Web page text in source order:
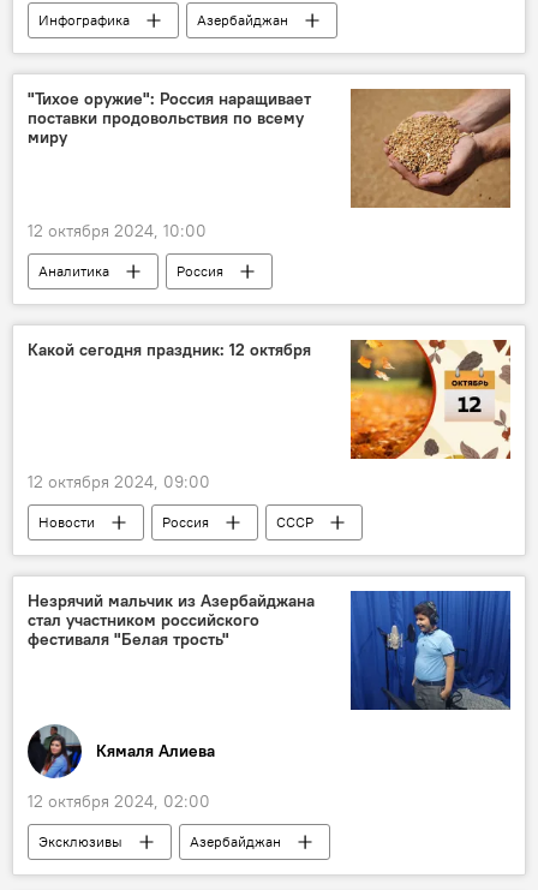
Инфографика
Азербайджан
Россия
Экономика
Товарооборот
продукты питания
Сельхозпродукция
Мясо
молоко
Масло
"Тихое оружие": Россия наращивает
поставки продовольствия по всему
миру
12 октября 2024, 10:00
Аналитика
Россия
Сельское хозяйство
агропромышленный комплекс
Михаил Мишустин
пшеница
Рекорд
Какой сегодня праздник: 12 октября
12 октября 2024, 09:00
Новости Россия
СССР
История
События и даты
Какой сегодня праздник
Кто сегодня родился
Культура
Германия
Христианство
Незрячий мальчик из Азербайджана
стал участником российского
фестиваля "Белая трость"
Кямаля Алиева
12 октября 2024, 02:00
Эксклюзивы
Азербайджан
Музыка
Культура
Джалилабад